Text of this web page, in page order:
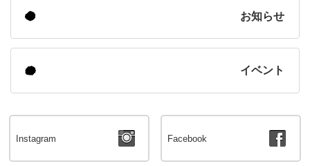
お知らせ
イベント
Instagram Facebook